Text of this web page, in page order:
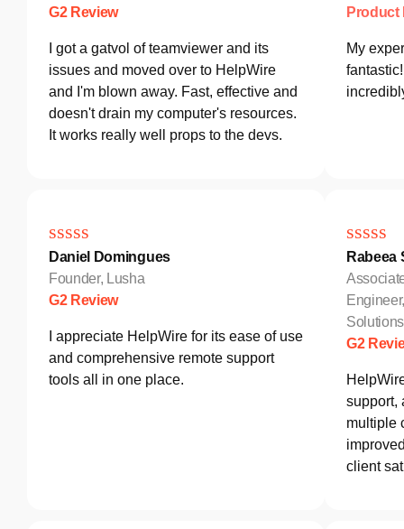
G2 Review
I got a gatvol of teamviewer and its
issues and moved over to HelpWire
and I'm blown away. Fast, effective and
doesn't drain my computer's resources.
It works really well props to the devs.
Product
My
Daniel Domingues
Founder, Lusha
G2 Review
I appreciate HelpWire for its ease of use
and comprehensive remote support
tools all in one place.
Rabeea
G2
support,
multiple
client